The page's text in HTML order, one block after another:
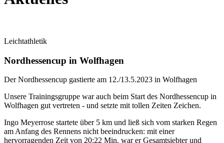
Leichtathletik
Nordhessencup in Wolfhagen
Der Nordhessencup gastierte am 12./13.5.2023 in Wolfhagen
Unsere Trainingsgruppe war auch beim Start des Nordhessencup in
Wolfhagen gut vertreten - und setzte mit tollen Zeiten Zeichen.
Ingo Meyerrose startete über 5 km und ließ sich vom starken Regen
am Anfang des Rennens nicht beeindrucken: mit einer
hervorragenden Zeit von 20:22 Min. war er Gesamtsiebter und